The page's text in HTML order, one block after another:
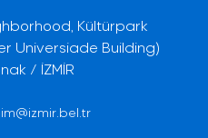
Kültürpark
Universiade Building)
/ İZMİR